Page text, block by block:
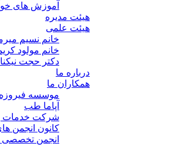
آموزش های
هیئت مدیره
هیئت علمی
خانم نسیم
خانم مولود
دکتر حجت
درباره ما
همکاران ما
موسسه فیروزه
آپاما طب
شرکت خدمات
کانون انجمن
انجمن تخصصی